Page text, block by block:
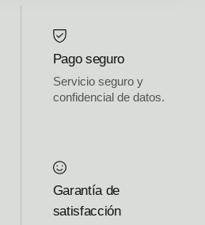
Pago seguro
Servicio seguro y
confidencial de datos.
Garantía de
satisfacción